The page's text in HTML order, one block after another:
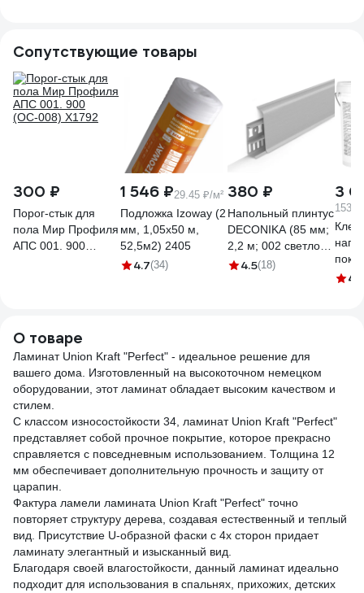
Сопутствующие товары
300 ₽
Порог-стык для
пола Мир Профиля
АПС 001. 900
1 546 ₽29.45 ₽/м²
Подложка Izoway (2
мм, 1,05x50 м,
52,5м2) 2405
4.7(34)
380 ₽
Напольный плинтус
DECONIKA (85 мм;
2,2 м; 002 светло-
серый; 1 шт.) Д-П85
4.5(18)
3
Клей
204.3
О товаре
Ламинат Union Kraft "Perfect" - идеальное решение для
вашего дома. Изготовленный на высокоточном немецком
оборудовании, этот ламинат обладает высоким качеством и
стилем.
С классом износостойкости 34, ламинат Union Kraft "Perfect"
представляет собой прочное покрытие, которое прекрасно
справляется с повседневным использованием. Толщина 12
мм обеспечивает дополнительную прочность и защиту от
царапин.
Фактура ламели ламината Union Kraft "Perfect" точно
повторяет структуру дерева, создавая естественный и теплый
вид. Присутствие U-образной фаски с 4х сторон придает
ламинату элегантный и изысканный вид.
Благодаря своей влагостойкости, данный ламинат идеально
подходит для использования в спальнях, прихожих, детских